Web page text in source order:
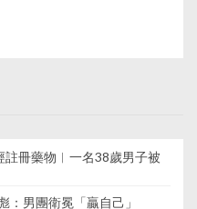
冊藥物︱一名38歲男子被
：男團衛冕「贏自己」